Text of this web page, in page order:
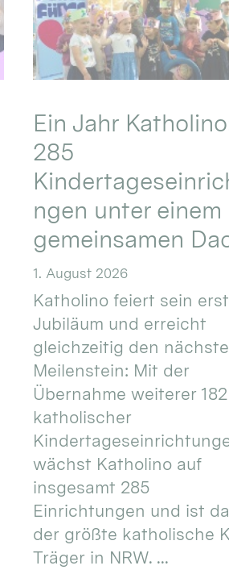
Ein Jahr
285
ngen unter einem
gemeinsamen
1. August 2026
Katholino feiert sein
Jubiläum und erreicht
gleichzeitig den
Meilenstein: Mit der
Übernahme weiterer 182
katholischer
wächst Katholino auf
insgesamt 285
Einrichtungen und ist
der größte katholische
Träger in NRW. ...